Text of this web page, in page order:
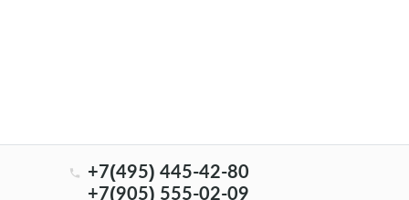
+7(495) 445-42-80
+7(905) 555-02-09